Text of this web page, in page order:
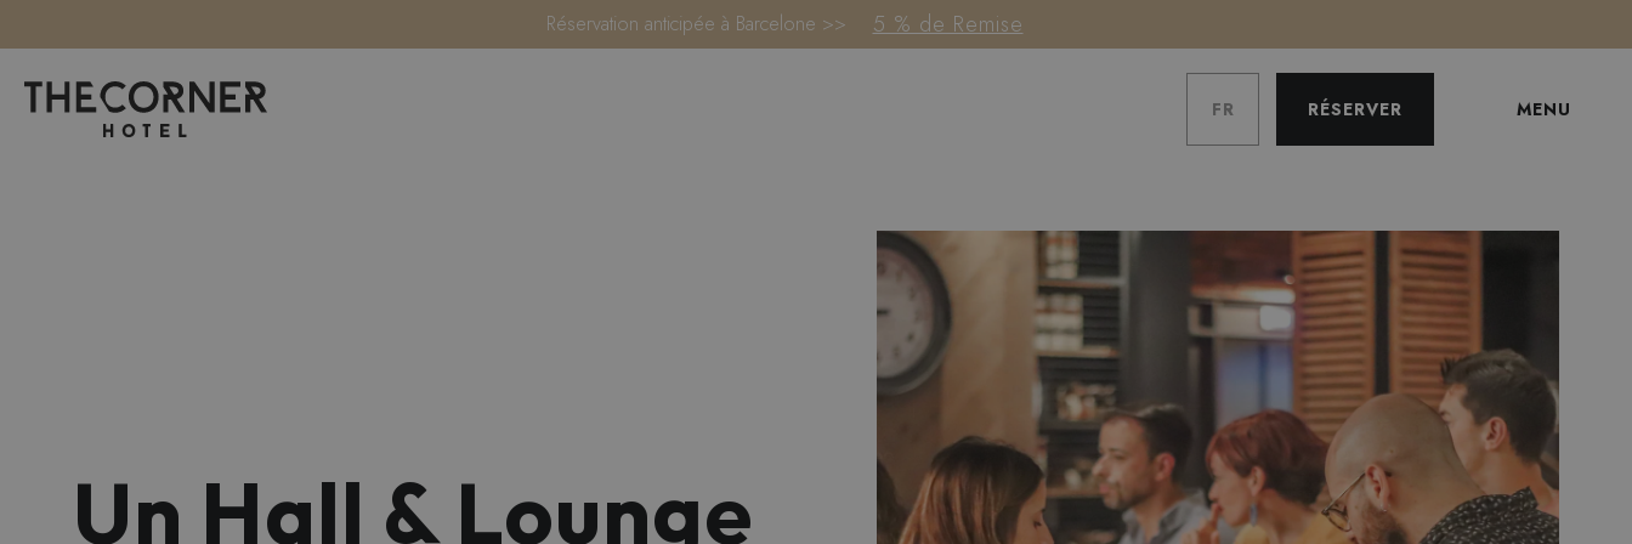
Réservation anticipée à Barcelone >> 5 % de Remise
FR RÉSERVER MENU
Un Hall & Lounge